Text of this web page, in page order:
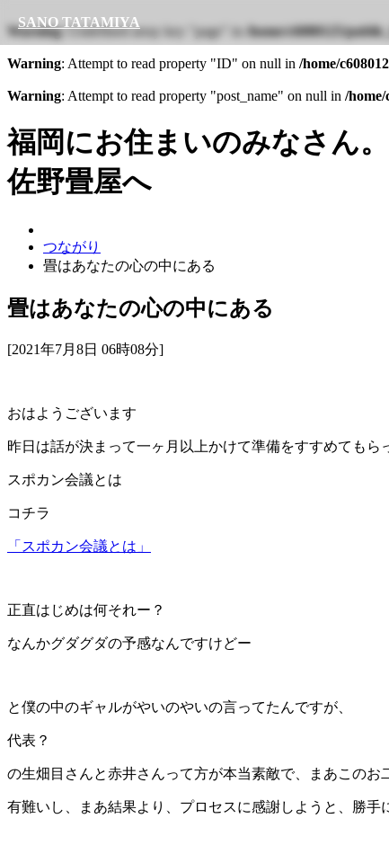
Warning: Undefined array key "page" in /home/c6080125/
Warning: Attempt to read property "ID" on null in /home/
Warning: Attempt to read property "post_name" on null in /
福岡にお住まいのみなさん
佐野畳屋へ
つながり
畳はあなたの心の中にある
畳はあなたの心の中にある
[2021年7月8日 06時08分]
おはようございます
昨日は話が決まって一ヶ月以上かけて準備をすすめてもら
スポカン会議とは
コチラ
「スポカン会議とは」
正直はじめは何それー？
なんかグダグダの予感なんですけどー
と僕の中のギャルがやいのやいの言ってたんですが、
代表？
の生畑目さんと赤井さんって方が本当素敵で、まあこのお
有難いし、まあ結果より、プロセスに感謝しようと、勝手
SANO TATAMIYA